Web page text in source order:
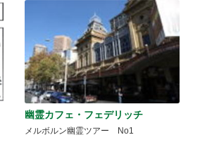
幽霊カフェ・フェデリッチ
メルボルン幽霊ツアー No1